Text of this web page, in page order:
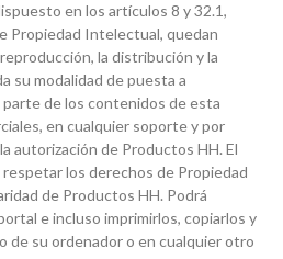
en los artículos 8 y 32.1,
Propiedad Intelectual, quedan
la distribución y la
su modalidad de puesta a
de los contenidos de esta
en cualquier soporte y por
autorización de Productos HH. El
los derechos de Propiedad
de Productos HH. Podrá
e incluso imprimirlos, copiarlos y
de su ordenador o en cualquier otro